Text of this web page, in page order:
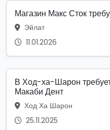
Магазин Макс Сток
Эйлат
11.01.2026
В Ход-ха-Шарон
Макаби Дент
Ход Ха Шарон
25.11.2025